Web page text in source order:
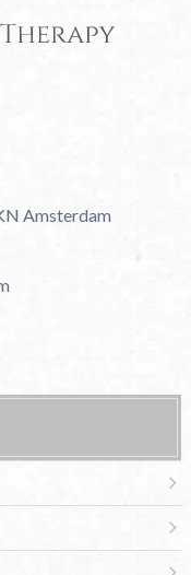
Amsterdam